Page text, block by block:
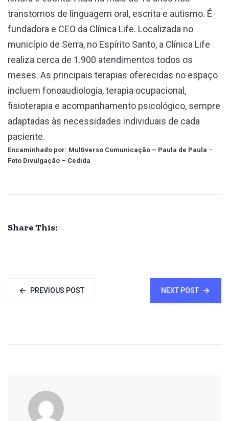
transtornos de linguagem oral, escrita e autismo. É
fundadora e CEO da Clínica Life. Localizada no
município de Serra, no Espírito Santo, a Clínica Life
realiza cerca de 1.900 atendimentos todos os
meses. As principais terapias oferecidas no espaço
incluem fonoaudiologia, terapia ocupacional,
fisioterapia e acompanhamento psicológico, sempre
adaptadas às necessidades individuais de cada
paciente.
Encaminhado por: Multiverso Comunicação – Paula de Paula –
Foto Divulgação – Cedida
Share This:
PREVIOUS POST NEXT POST